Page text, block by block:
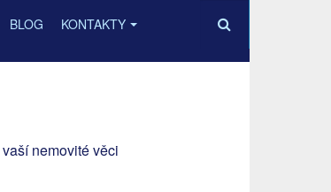
BLOG KONTAKTY
nemovité věci